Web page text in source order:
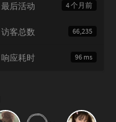
4 个月前
最后活动
66,235
访客总数
96 ms
响应耗时